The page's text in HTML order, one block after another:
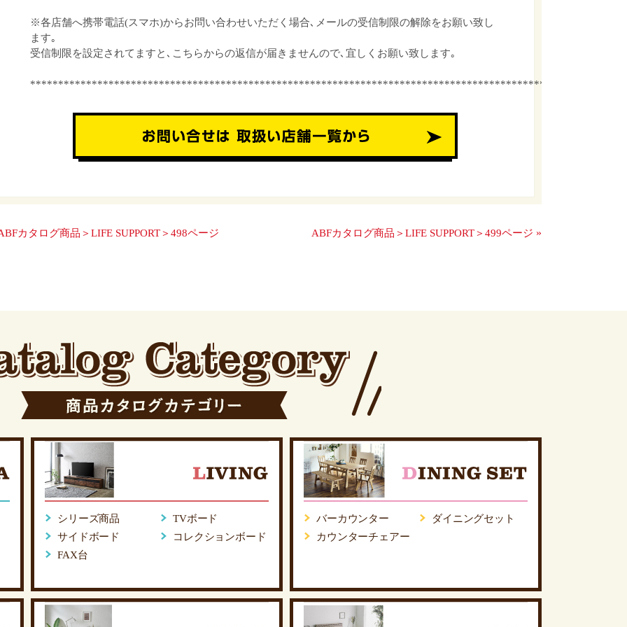
※各店舗へ携帯電話(スマホ)からお問い合わせいただく場合､メールの受信制限の解除をお願い致し
ます｡
受信制限を設定されてますと､こちらからの返信が届きませんので､宜しくお願い致します｡
**************************************************************************************************
カタログ商品＞LIFE SUPPORT＞498ページ ABFカタログ商品＞LIFE SUPPORT＞499ページ »
シリーズ商品
TVボード
サイドボード
コレクションボード
FAX台
バーカウンター
ダイニングセット
カウンターチェアー